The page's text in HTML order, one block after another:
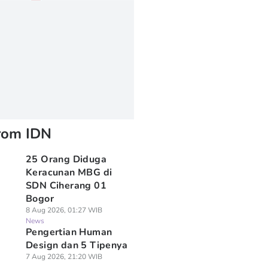
IDN
25 Orang Diduga
Keracunan MBG di
SDN Ciherang 01
Bogor
8 Aug 2026, 01:27 WIB
News
Pengertian Human
Design dan 5 Tipenya
7 Aug 2026, 21:20 WIB